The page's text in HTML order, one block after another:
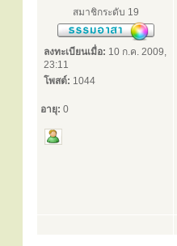
สมาชิกระดับ 19
ลงทะเบียนเมื่อ: 10 ก.ค. 2009,
23:11
โพสต์: 1044
อายุ: 0